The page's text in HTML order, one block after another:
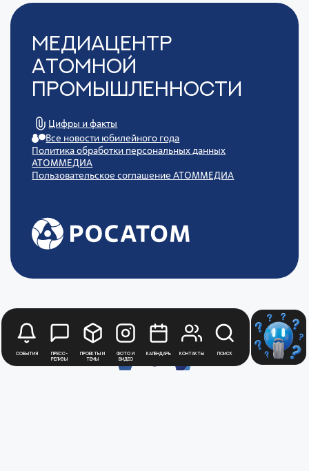
События
Пресс-
релизы
Проекты и
темы
Фото и
видео
Календарь Контакты Поиск
Медиацентр
Атомной
Промышленности
Цифры и факты
Все новости юбилейного года
Политика обработки персональных данных
АТОММЕДИА
Пользовательское соглашение АТОММЕДИА